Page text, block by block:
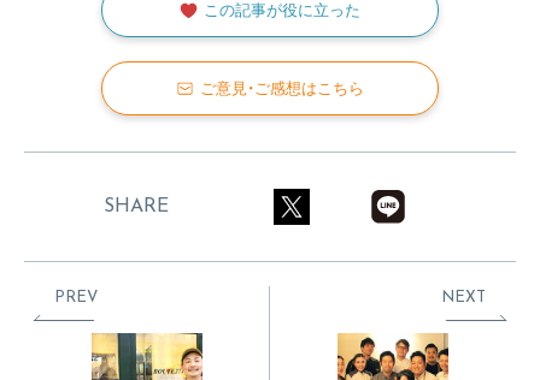
この記事が役に立った
ご意見・ご感想はこちら
SHARE
PREV NEXT